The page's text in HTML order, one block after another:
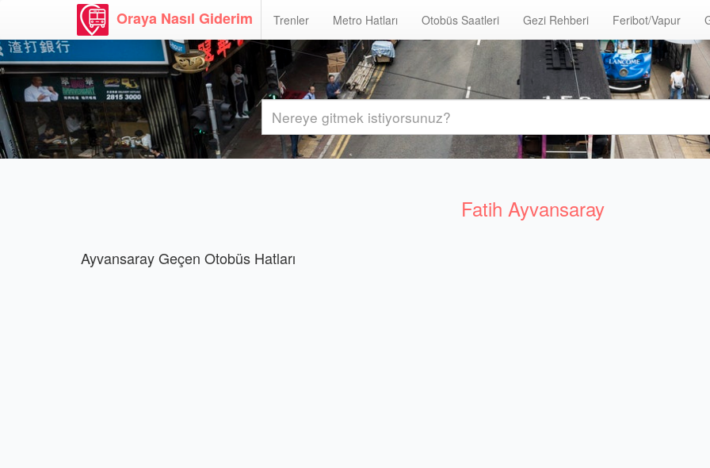
Oraya Nasıl Giderim Trenler Metro Hatları Otobüs Saatleri Gezi Rehberi Feribot/Vapur
Fatih Ayvansaray
Ayvansaray Geçen Otobüs Hatları